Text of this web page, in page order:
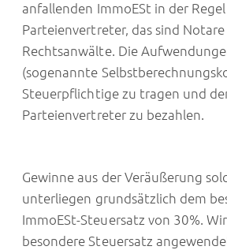
anfallenden ImmoESt in der
Parteienvertreter, das sind
Rechtsanwälte. Die
(sogenannte
Steuerpflichtige zu tragen und
Parteienvertreter zu bezahlen.
Gewinne aus der Veräußerung
unterliegen grundsätzlich dem
ImmoESt-Steuersatz von 30%.
besondere Steuersatz